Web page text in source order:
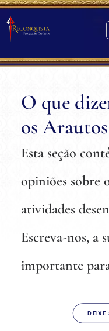
O que
os Arautos
Esta seção
opiniões sobre
atividades
Escreva-nos, a
importante
DEIXE